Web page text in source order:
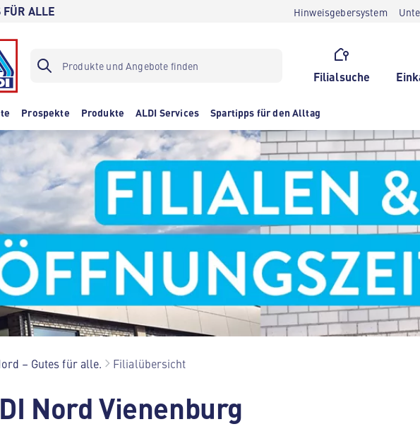
FÜR ALLE Hinweisgebersystem
Filialsuche
Prospekte Produkte ALDI Services Spartipps für den Alltag
– Gutes für alle. Filialübersicht
Nord Vienenburg